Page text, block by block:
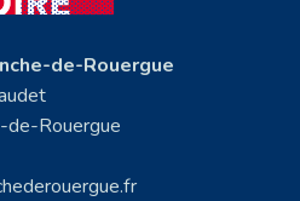
de-Rouergue
Rouergue